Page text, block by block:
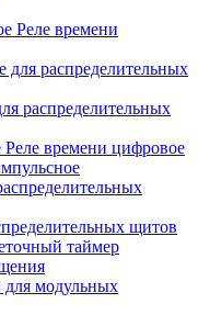
Реле времени
распределительных
Реле времени цифровое
щитов
таймер